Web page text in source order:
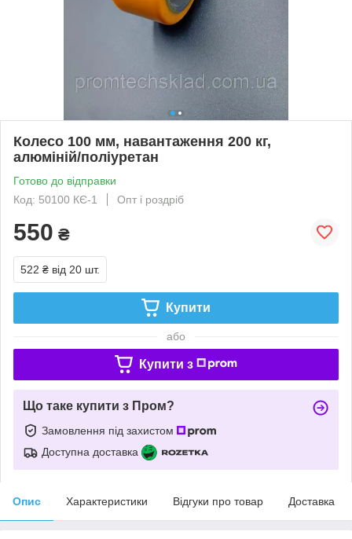
Колесо 100 мм, навантаження 200 кг,
алюміній/поліуретан
Готово до відправки
Код: 50100 КЄ-1
Опт і роздріб
550 ₴
522 ₴ від 20 шт.
Купити
або
Купити з
Що таке купити з Пром?
Замовлення під захистом
Доступна доставка
Опис Характеристики Відгуки про товар Доставка